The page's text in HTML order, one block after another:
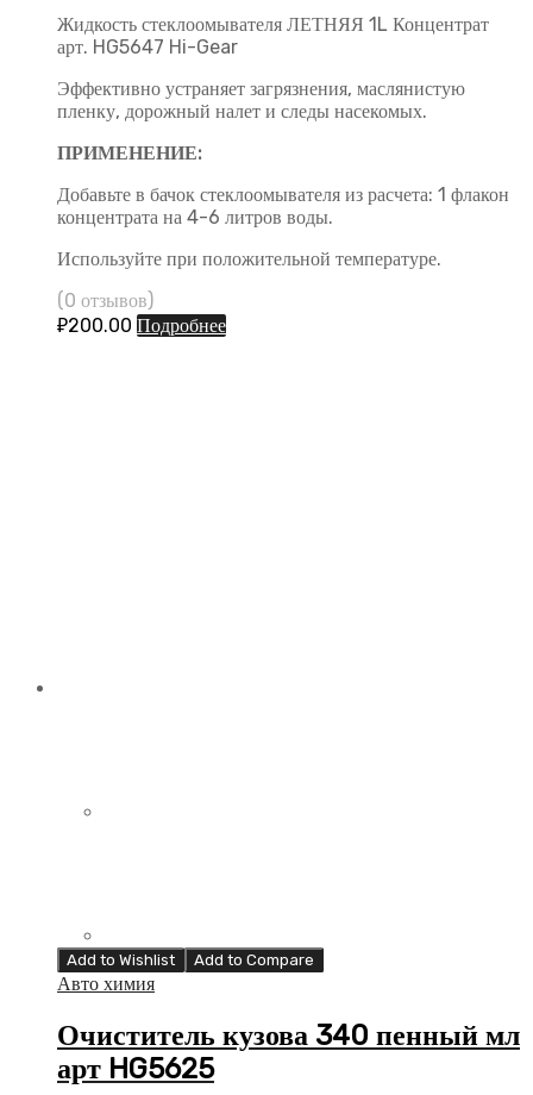
Жидкость стеклоомывателя ЛЕТНЯЯ 1L Концентрат
арт. HG5647 Hi-Gear
Эффективно устраняет загрязнения, маслянистую
пленку, дорожный налет и следы насекомых.
ПРИМЕНЕНИЕ:
Добавьте в бачок стеклоомывателя из расчета: 1 флакон
концентрата на 4-6 литров воды.
Используйте при положительной температуре.
(0 отзывов)
₽200.00 Подробнее
Add to Wishlist Add to Compare
Авто химия
Очиститель кузова 340 пенный мл
арт HG5625